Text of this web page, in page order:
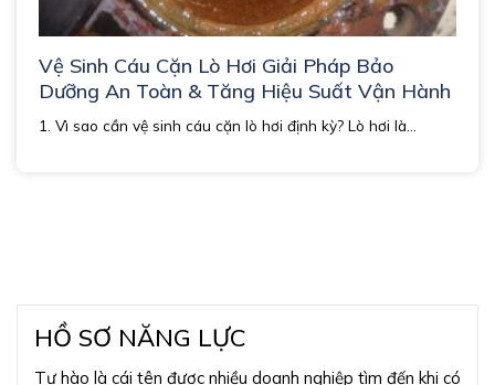
HỒ SƠ NĂNG LỰC
Tự hào là cái tên được nhiều doanh nghiệp tìm đến khi có
Vệ Sinh Cáu Cặn Lò Hơi Giải Pháp Bảo
Dưỡng An Toàn & Tăng Hiệu Suất Vận Hành
1. Vì sao cần vệ sinh cáu cặn lò hơi định kỳ? Lò hơi là...